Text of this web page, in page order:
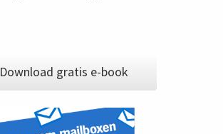
Download gratis e-book